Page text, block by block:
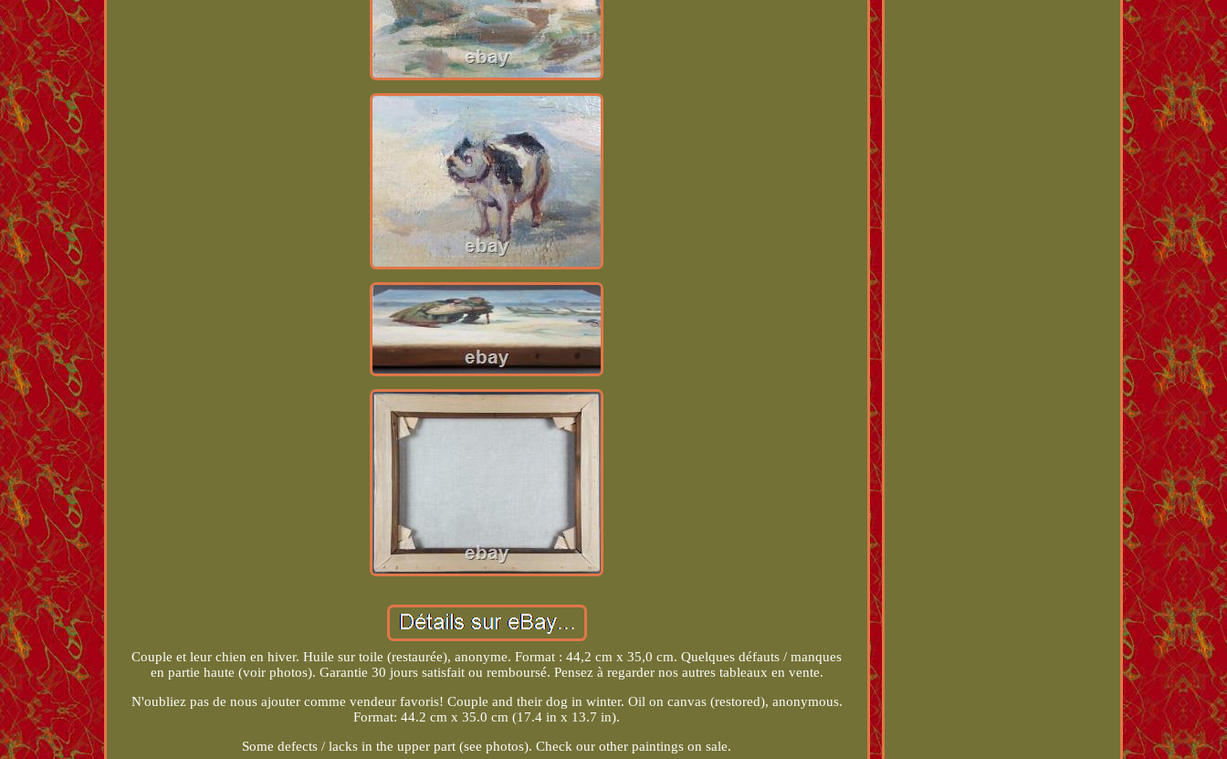
Couple et leur chien en hiver. Huile sur toile (restaurée), anonyme. Format : 44,2 cm x 35,0 cm. Quelques défauts / manques
en partie haute (voir photos). Garantie 30 jours satisfait ou remboursé. Pensez à regarder nos autres tableaux en vente.
N'oubliez pas de nous ajouter comme vendeur favoris! Couple and their dog in winter. Oil on canvas (restored), anonymous.
Format: 44.2 cm x 35.0 cm (17.4 in x 13.7 in).
Some defects / lacks in the upper part (see photos). Check our other paintings on sale.